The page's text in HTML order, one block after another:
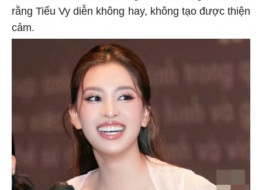
rằng Tiểu Vy diễn không hay, không tạo được thiện
cảm.